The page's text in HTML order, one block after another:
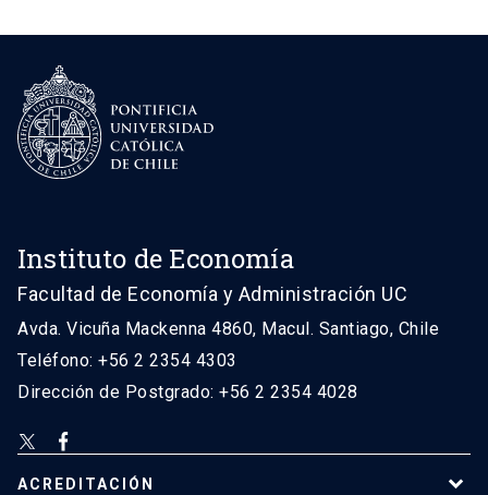
Instituto de Economía
Facultad de Economía y Administración UC
Avda. Vicuña Mackenna 4860, Macul. Santiago, Chile
Teléfono: +56 2 2354 4303
Dirección de Postgrado: +56 2 2354 4028
ACREDITACIÓN